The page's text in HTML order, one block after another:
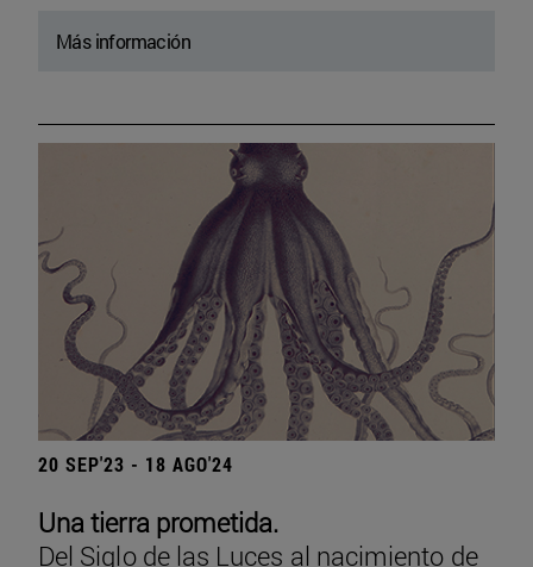
Más información
20 SEP'23 - 18 AGO'24
Una tierra prometida.
Del Siglo de las Luces al nacimiento de